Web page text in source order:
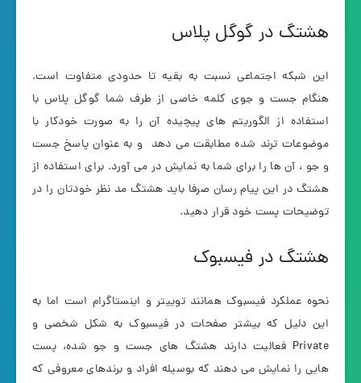
هشتگ در گوگل پلاس
این شبکه اجتماعی نسبت به بقیه تا حدودی متفاوت است.
هنگام جست و جوی کلمه خاصی از طرف شما گوگل پلاس با
استفاده از الگوریتم های پیچیده آن را به صورت خودکار با
موضوعات ترند شده مطابقت می دهد و به عنوان پاسخ جست
و جو ، آن ها را برای شما به نمایش در می آورد. برای استفاده از
هشتگ در این پیام رسان صرفا باید هشتگ مد نظر خودتان را در
توضیحات پست خود قرار دهید.
هشتگ در فیسبوک
نحوه عملکرد فیسبوک همانند توییتر و اینستاگرام است اما به
این دلیل که بیشتر صفحات در فیسبوک به شکل شخصی و
Private فعالیت دارند هشتگ های جست و جو شده، پست
هایی را نمایش می دهند که بوسیله افراد و برندهای معروفی که